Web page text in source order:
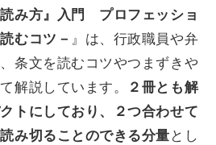
み方』入門 プロフェッショ
むコツ－ 』は、行政職員や弁
条文を読むコツやつまずきや
解説しています。
２冊とも解
トにしており、２つ合わせて
み切ることのできる分量 とし